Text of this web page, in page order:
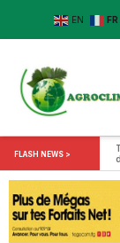
EN FR
FLASH NEWS >